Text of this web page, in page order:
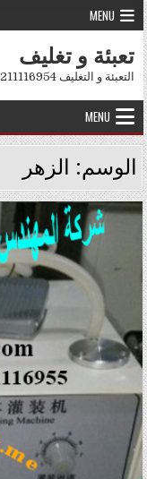
Skip to content
MENU
تعبئة و تغليف
التعبئة و التغليف 01211116954 – 01211116956 – 01211116958
MENU
الوسم: الزهر
Posted in